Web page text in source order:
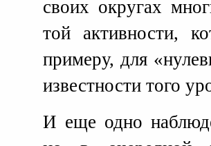
своих округах
той активности,
примеру, для
известности того
И еще одно